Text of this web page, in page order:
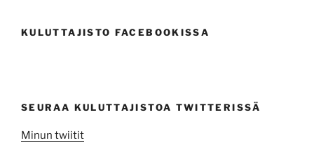
KULUTTAJISTO FACEBOOKISSA
SEURAA KULUTTAJISTOA TWITTERISSÄ
Minun twiitit